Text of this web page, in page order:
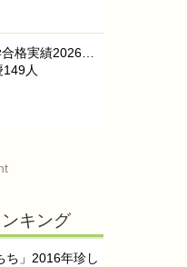
格実績2026…
人
キング
ち」2016年珍し